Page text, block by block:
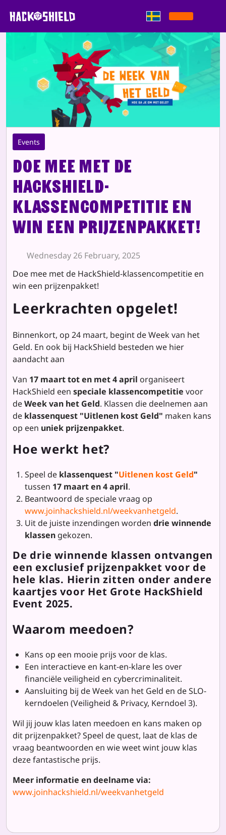
Events
Doe mee met de
HackShield-
klassencompetitie en
win een prijzenpakket!
Wednesday 26 February, 2025
Doe mee met de HackShield-klassencompetitie en
win een prijzenpakket!
Leerkrachten opgelet!
Binnenkort, op 24 maart, begint de Week van het
Geld. En ook bij HackShield besteden we hier
aandacht aan
Van 17 maart tot en met 4 april organiseert
HackShield een speciale klassencompetitie voor
deWeek van het Geld. Klassen die deelnemen aan
de klassenquest "Uitlenen kost Geld" maken kans
op een uniek prijzenpakket.
Hoe werkt het?
Speel de klassenquest "Uitlenen kost Geld"
tussen 17 maart en 4 april.
Beantwoord de speciale vraag op
www.joinhackshield.nl/weekvanhetgeld.
Uit de juiste inzendingen worden drie winnende
klassen gekozen.
De drie winnende klassen ontvangen
een exclusief prijzenpakket voor de
hele klas. Hierin zitten onder andere
kaartjes voor Het Grote HackShield
Event 2025.
Waarom meedoen?
Kans op een mooie prijs voor de klas.
Een interactieve en kant-en-klare les over
financiële veiligheid en cybercriminaliteit.
Aansluiting bij de Week van het Geld en de SLO-
kerndoelen (Veiligheid & Privacy, Kerndoel 3).
Wil jij jouw klas laten meedoen en kans maken op
dit prijzenpakket? Speel de quest, laat de klas de
vraag beantwoorden en wie weet wint jouw klas
deze fantastische prijs.
Meer informatie en deelname via:
www.joinhackshield.nl/weekvanhetgeld